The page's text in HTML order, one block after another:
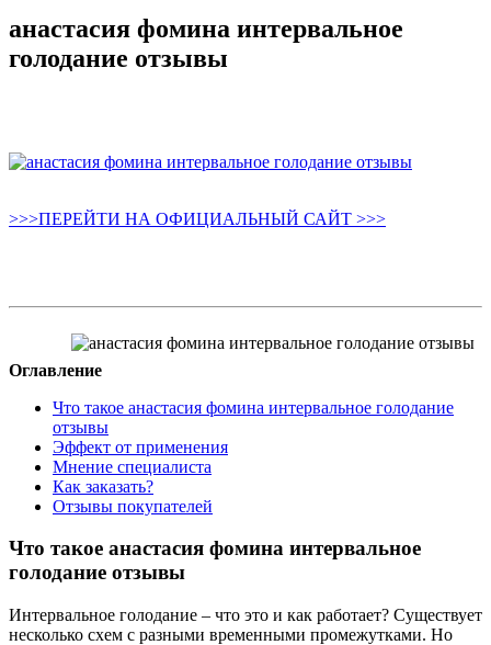
анастасия фомина интервальное
голодание отзывы
>>>ПЕРЕЙТИ НА ОФИЦИАЛЬНЫЙ САЙТ >>>
Оглавление
Что такое анастасия фомина интервальное голодание
отзывы
Эффект от применения
Мнение специалиста
Как заказать?
Отзывы покупателей
Что такое анастасия фомина интервальное
голодание отзывы
Интервальное голодание – что это и как работает? Существует
несколько схем с разными временными промежутками. Но